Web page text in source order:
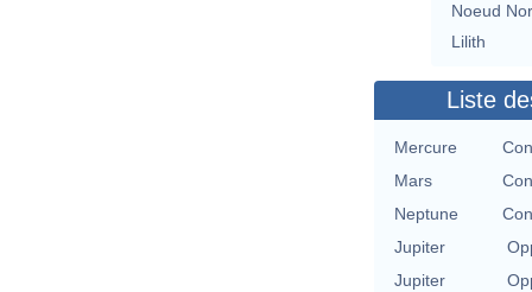
Noeud
Lilith
Liste
Mercure
Mars
Neptune
Jupiter
Jupiter